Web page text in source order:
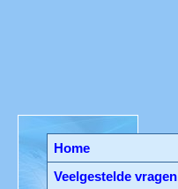
Home
Veelgestelde vragen